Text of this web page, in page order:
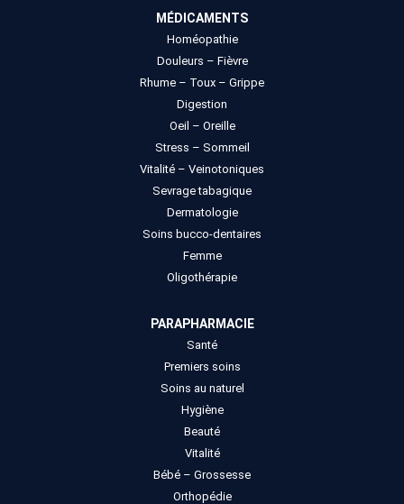
MÉDICAMENTS
Homéopathie
Douleurs – Fièvre
Rhume – Toux – Grippe
Digestion
Oeil – Oreille
Stress – Sommeil
Vitalité – Veinotoniques
Sevrage tabagique
Dermatologie
Soins bucco-dentaires
Femme
Oligothérapie
PARAPHARMACIE
Santé
Premiers soins
Soins au naturel
Hygiène
Beauté
Vitalité
Bébé – Grossesse
Orthopédie